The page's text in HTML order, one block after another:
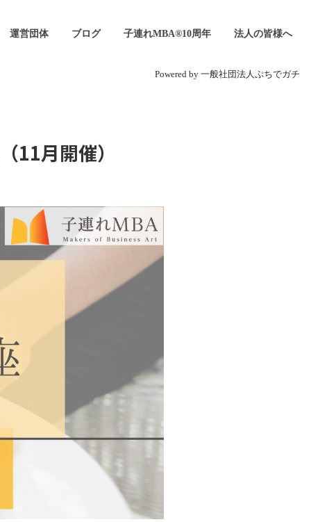
運営団体 ブログ 子連れMBA®10周年 法人の皆様へ
Powered by 一般社団法人ぷちでガチ
11月開催）